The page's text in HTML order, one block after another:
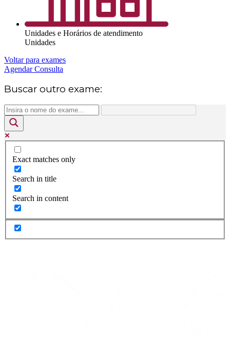
Unidades e Horários de atendimento
Unidades
Voltar para exames
Agendar Consulta
Buscar outro exame:
Exact matches only
Search in title
Search in content